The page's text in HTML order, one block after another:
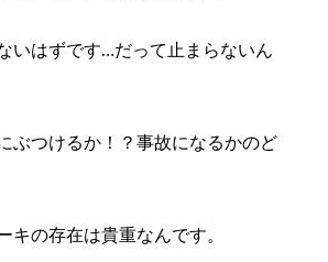
いはずです…だって止まらないん
ぶつけるか！？事故になるかのど
キの存在は貴重なんです。